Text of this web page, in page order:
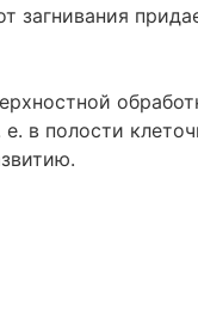
в полости